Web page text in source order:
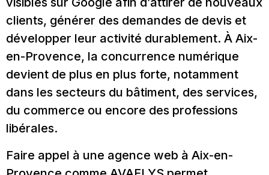
clients, générer des demandes de devis et
développer leur activité durablement. À Aix-
en-Provence, la concurrence numérique
devient de plus en plus forte, notamment
dans les secteurs du bâtiment, des services,
du commerce ou encore des professions
libérales.
Faire appel à une agence web à Aix-en-